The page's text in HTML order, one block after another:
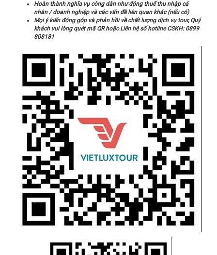
Hoàn thành nghĩa vụ công dân như đóng thuế thu nhập cá
nhân / doanh nghiệp và các vấn đề liên quan khác (nếu có)
Mọi ý kiến đóng góp và phản hồi về chất lượng dịch vụ tour, Quý
khách vui lòng quét mã QR hoặc Liên hệ số hotline CSKH: 0899
808181